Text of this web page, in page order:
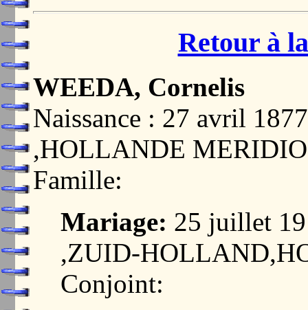
Retour à
WEEDA, Cornelis
Naissance : 27 avril
,HOLLANDE
Famille:
Mariage: 25 juillet
,ZUID-
Conjoint: